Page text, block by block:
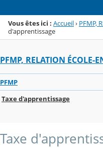
Vous êtes ici : Accueil› PFMP,
d'apprentissage
PFMP, RELATION ÉCOLE-
PFMP
Taxe d'apprentissage
Taxe